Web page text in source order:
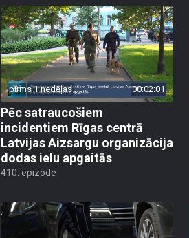
pirms 1 nedēļas 00:02:01
Pēc satraucošiem
incidentiem Rīgas centrā
Latvijas Aizsargu organizācija
dodas ielu apgaitās
410. epizode